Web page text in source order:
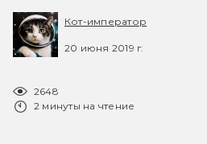
Кот-император
20 июня 2019 г.
2648
2 минуты на чтение